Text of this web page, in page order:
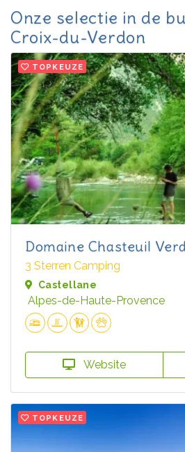
Onze selectie in de
Croix-du-Verdon
TOPKEUZE
Domaine Chasteuil
3 Sterren Camping
Castellane
Alpes-de-Haute-Provence
Website
TOPKEUZE